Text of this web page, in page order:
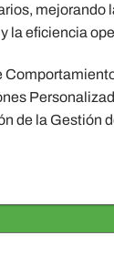
mejorando
la eficiencia
de la Gestión